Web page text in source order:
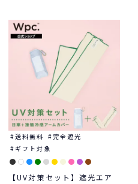
送料無料
完全遮光
ギフト対象
【UV対策セット】遮光エア